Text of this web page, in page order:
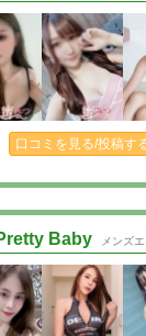
口コミを見る/投稿す
Baby メンズ